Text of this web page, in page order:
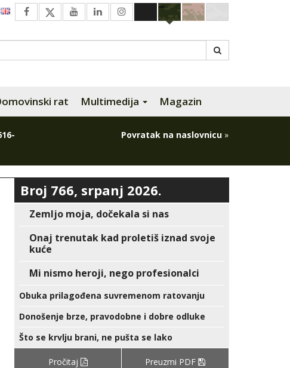
rat Multimedija Magazin
Povratak na naslovnicu »
Broj 766, srpanj 2026.
Zemljo moja, dočekala si nas
Onaj trenutak kad proletiš iznad svoje
kuće
Mi nismo heroji, nego profesionalci
Obuka prilagođena suvremenom ratovanju
Donošenje brze, pravodobne i dobre odluke
Što se krvlju brani, ne pušta se lako
Pročitaj Preuzmi PDF